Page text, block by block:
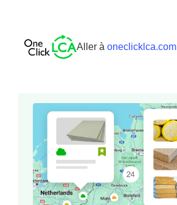
Aller à oneclicklca.com